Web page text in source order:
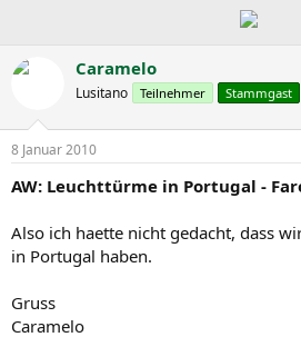
Caramelo
Lusitano Teilnehmer Stammgast
8 Januar 2010
AW: Leuchttürme in Portugal -
Also ich haette nicht gedacht, dass
in Portugal haben.
Gruss
Caramelo